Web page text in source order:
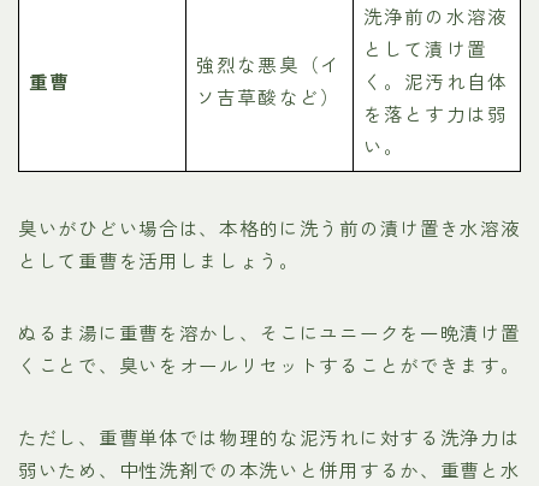
重曹
強烈な悪臭（イ
ソ吉草酸など）
洗浄前の水溶液
として漬け置
く。泥汚れ自体
を落とす力は弱
い。
臭いがひどい場合は、本格的に洗う前の漬け置き水溶液
として重曹を活用しましょう。
ぬるま湯に重曹を溶かし、そこにユニークを一晩漬け置
くことで、臭いをオールリセットすることができます。
ただし、重曹単体では物理的な泥汚れに対する洗浄力は
弱いため、中性洗剤での本洗いと併用するか、重曹と水